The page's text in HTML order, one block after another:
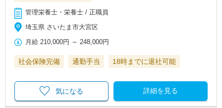
管理栄養士・栄養士 / 正職員
埼玉県 さいたま市大宮区
月給 210,000円 ～ 248,000円
社会保険完備 通勤手当 18時までに退社可能
詳細を見る
気になる